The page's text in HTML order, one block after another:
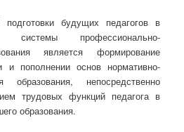
будущих педагогов в
системы профессионально-
является формирование
и пополнении основ нормативно-
образования, непосредственно
трудовых функций педагога в
образования.